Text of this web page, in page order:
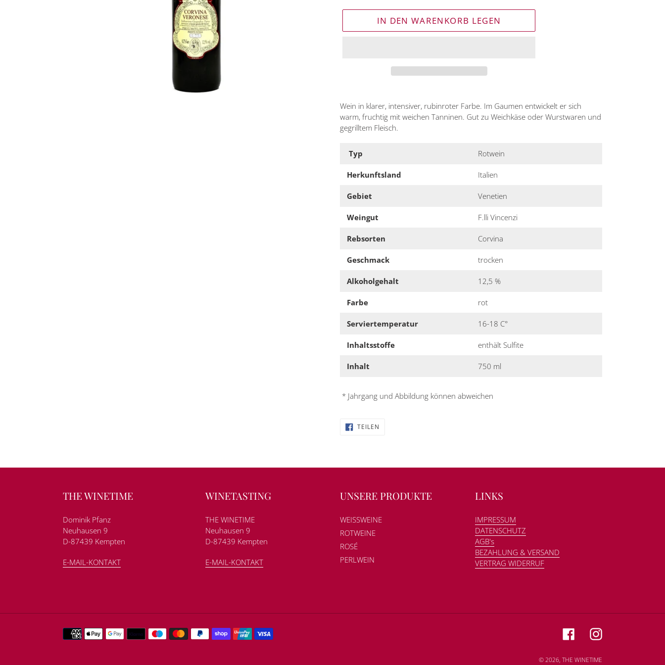
IN DEN WARENKORB LEGEN
wird
Warenkorb
hinzugefügt
Wein in klarer, intensiver, rubinroter Farbe. Im Gaumen entwickelt er sich
warm, fruchtig mit weichen Tanninen. Gut zu Weichkäse oder Wurstwaren und
gegrilltem Fleisch.
Typ Rotwein
Herkunftsland Italien
Gebiet Venetien
Weingut F.lli Vincenzi
Rebsorten Corvina
Geschmack trocken
Alkoholgehalt 12,5 %
Farbe rot
Serviertemperatur 16-18 C°
Inhaltsstoffe enthält Sulfite
Inhalt 750 ml
* Jahrgang und Abbildung können abweichen
TEILEN
THE WINETIME
Dominik Pfanz
Neuhausen 9
D-87439 Kempten
E-MAIL-KONTAKT
WINETASTING
THE WINETIME
Neuhausen 9
D-87439 Kempten
E-MAIL-KONTAKT
UNSERE PRODUKTE
WEISSWEINE
ROTWEINE
ROSÉ
PERLWEIN
LINKS
IMPRESSUM
DATENSCHUTZ
AGB's
BEZAHLUNG & VERSAND
VERTRAG WIDERRUF
Zahlungsmethoden FacebookInstagram
© 2026, THE WINETIME